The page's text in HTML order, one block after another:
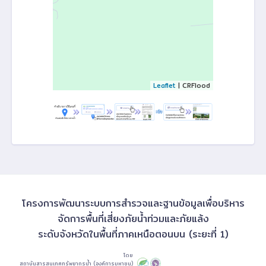
Leaflet | CRFlood
โครงการพัฒนาระบบการสำรวจและฐานข้อมูลเพื่อบริหาร
จัดการพื้นที่เสี่ยงภัยน้ำท่วมและภัยแล้ง
ระดับจังหวัดในพื้นที่ภาคเหนือตอนบน (ระยะที่ 1)
โดย
สถาบันสารสนเทศทรัพยากรน้ำ (องค์การมหาชน)